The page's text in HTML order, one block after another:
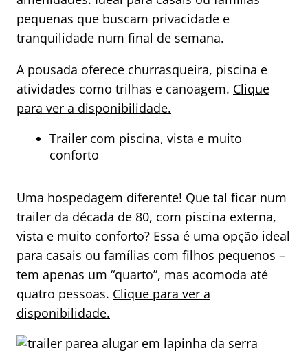
pequenas que buscam privacidade e
tranquilidade num final de semana.
A pousada oferece churrasqueira, piscina e
atividades como trilhas e canoagem. Clique
para ver a disponibilidade.
Trailer com piscina, vista e muito
conforto
Uma hospedagem diferente! Que tal ficar num
trailer da década de 80, com piscina externa,
vista e muito conforto? Essa é uma opção ideal
para casais ou famílias com filhos pequenos –
tem apenas um “quarto”, mas acomoda até
quatro pessoas. Clique para ver a
disponibilidade.